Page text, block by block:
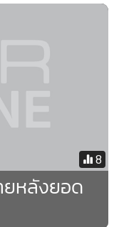
รท่องเที่ยวแห่ง
งชาติให้กลับคืนมา
น ทำให้ยังมีความหวัง
ายังอยู่ในช่วงไฮซีซั่น
คักอีกครั้ง
8
ยหลังยอด